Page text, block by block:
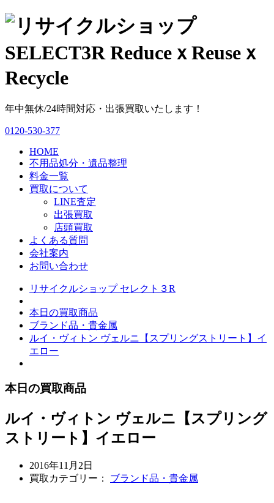
年中無休/24時間対応・出張買取いたします！
0120-530-377
HOME
不用品処分・遺品整理
料金一覧
買取について
LINE査定
出張買取
店頭買取
よくある質問
会社案内
お問い合わせ
リサイクルショップ セレクト３R
本日の買取商品
ブランド品・貴金属
ルイ・ヴィトン ヴェルニ【スプリングストリート】イ
エロー
本日の買取商品
ルイ・ヴィトン ヴェルニ【スプリング
ストリート】イエロー
2016年11月2日
買取カテゴリー： ブランド品・貴金属